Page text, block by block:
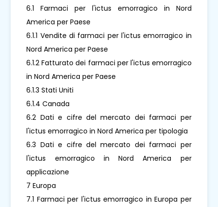
6.1 Farmaci per l'ictus emorragico in Nord
America per Paese
6.1.1 Vendite di farmaci per l'ictus emorragico in
Nord America per Paese
6.1.2 Fatturato dei farmaci per l'ictus emorragico
in Nord America per Paese
6.1.3 Stati Uniti
6.1.4 Canada
6.2 Dati e cifre del mercato dei farmaci per
l'ictus emorragico in Nord America per tipologia
6.3 Dati e cifre del mercato dei farmaci per
l'ictus emorragico in Nord America per
applicazione
7 Europa
7.1 Farmaci per l'ictus emorragico in Europa per